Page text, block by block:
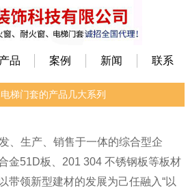
产品 案例 新闻 联系
梯门套的产品几大系列
、生产、销售于一体的综合型企
金51D板、201 304 不锈钢板等板材
带领新型建材的发展为己任融入“以